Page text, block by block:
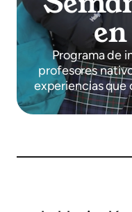
Programa de
profesores
experiencias que